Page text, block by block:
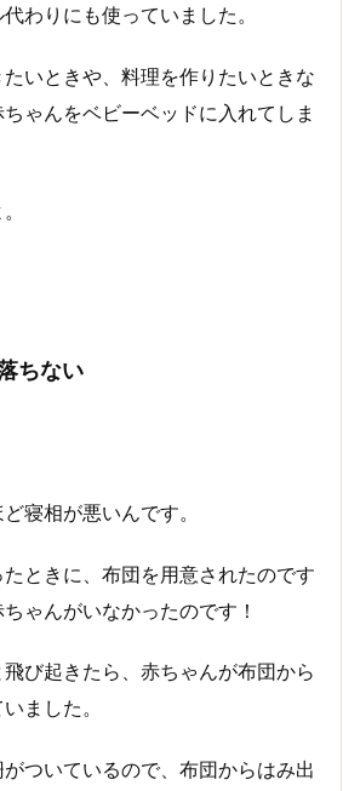
わりにも使っていました。
いときや、料理を作りたいときな
ゃんをベビーベッドに入れてしま
ちない
寝相が悪いんです。
ときに、布団を用意されたのです
ゃんがいなかったのです！
び起きたら、赤ちゃんが布団から
ました。
ついているので、布団からはみ出